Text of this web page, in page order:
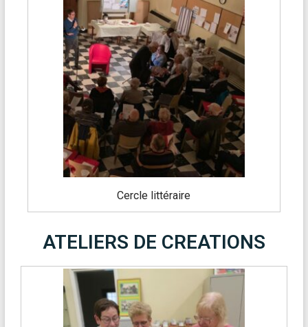
Cercle littéraire
ATELIERS DE CREATIONS